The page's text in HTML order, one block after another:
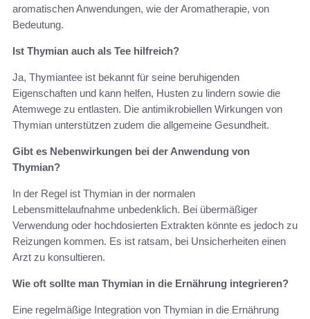
aromatischen Anwendungen, wie der Aromatherapie, von
Bedeutung.
Ist Thymian auch als Tee hilfreich?
Ja, Thymiantee ist bekannt für seine beruhigenden
Eigenschaften und kann helfen, Husten zu lindern sowie die
Atemwege zu entlasten. Die antimikrobiellen Wirkungen von
Thymian unterstützen zudem die allgemeine Gesundheit.
Gibt es Nebenwirkungen bei der Anwendung von
Thymian?
In der Regel ist Thymian in der normalen
Lebensmittelaufnahme unbedenklich. Bei übermäßiger
Verwendung oder hochdosierten Extrakten könnte es jedoch zu
Reizungen kommen. Es ist ratsam, bei Unsicherheiten einen
Arzt zu konsultieren.
Wie oft sollte man Thymian in die Ernährung integrieren?
Eine regelmäßige Integration von Thymian in die Ernährung